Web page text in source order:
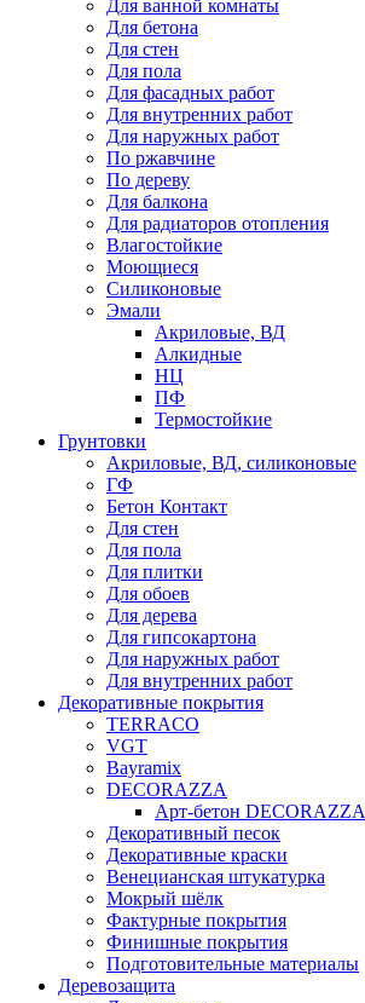
Для ванной комнаты
Для бетона
Для стен
Для пола
Для фасадных работ
Для внутренних работ
Для наружных работ
По ржавчине
По дереву
Для балкона
Для радиаторов отопления
Влагостойкие
Моющиеся
Силиконовые
Эмали
Акриловые, ВД
Алкидные
НЦ
ПФ
Термостойкие
Грунтовки
Акриловые, ВД, силиконовые
ГФ
Бетон Контакт
Для стен
Для пола
Для плитки
Для обоев
Для дерева
Для гипсокартона
Для наружных работ
Для внутренних работ
Декоративные покрытия
TERRACO
VGT
Bayramix
DECORAZZA
Арт-бетон DECORAZZA
Декоративный песок
Декоративные краски
Венецианская штукатурка
Мокрый шёлк
Фактурные покрытия
Финишные покрытия
Подготовительные материалы
Деревозащита